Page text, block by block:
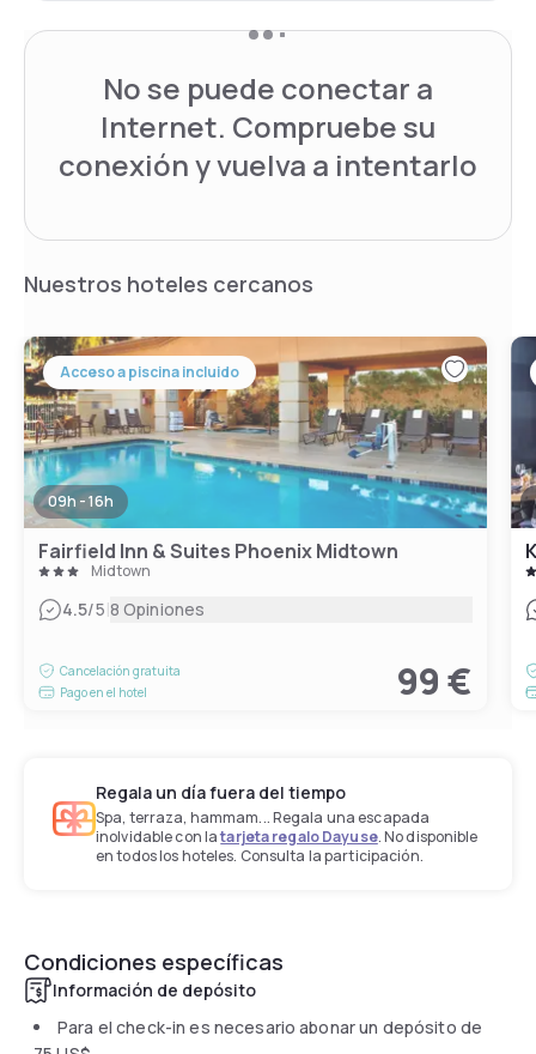
No se puede conectar a
Internet. Compruebe su
conexión y vuelva a intentarlo
Nuestros hoteles cercanos
Acceso a piscina incluido
09h - 16h
Fairfield Inn & Suites Phoenix Midtown
Midtown
4.5/5|8 Opiniones
Cancelación gratuita
Pago en el hotel
99 €
Regala un día fuera del tiempo
Spa, terraza, hammam... Regala una escapada
inolvidable con latarjeta regalo Dayuse. No disponible
en todos los hoteles. Consulta la participación.
Condiciones específicas
Información de depósito
Para el check-in es necesario abonar un depósito de